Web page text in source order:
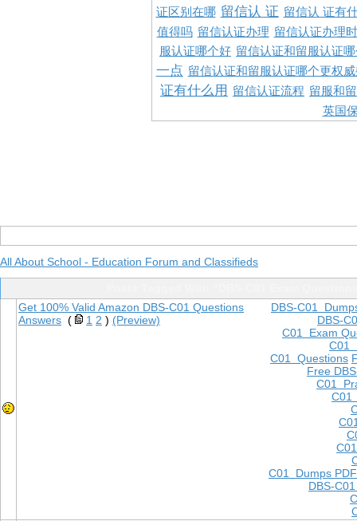
证区别在哪 留信认 证 留信认 证有
值得吗 留信认证办理 留信认证办理
服认证哪个好 留信认证和留服认证
一点 留信认证和留服认证哪个更权
证有什么用 留信认证流程 留服和
英国
All About School - Education Forum and Classifieds
DBS-C01
DBS-
C01 Exam
C01
C01 Questions
Free
C01
C01
C01 Dumps PDF
DBS-
Get 100% Valid Amazon DBS-C01 Questions
Answers ( 1 2 ) (Preview)